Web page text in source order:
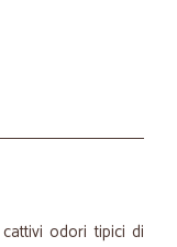
odori tipici di